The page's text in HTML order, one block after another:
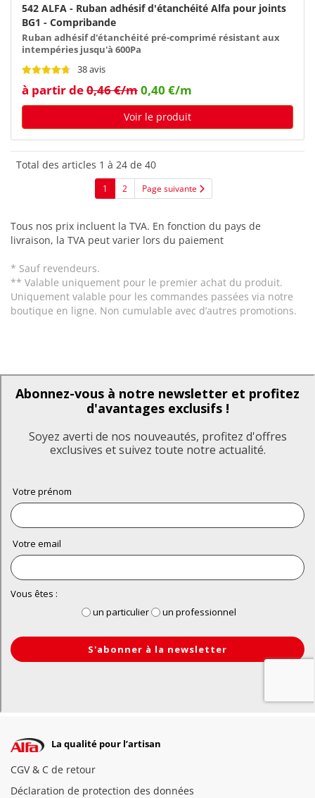
542 ALFA - Ruban adhésif d'étanchéité Alfa pour joints
BG1 - Compribande
Ruban adhésif d'étanchéité pré-comprimé résistant aux
intempéries jusqu'à 600Pa
38 avis
à partir de0,46 €/m0,40 €/m
Voir le produit
Total des articles 1 à 24 de 40
1 2 Page suivante
Tous nos prix incluent la TVA. En fonction du pays de
livraison, la TVA peut varier lors du paiement
* Sauf revendeurs.
** Valable uniquement pour le premier achat du produit.
Uniquement valable pour les commandes passées via notre
boutique en ligne. Non cumulable avec d’autres promotions.
La qualité pour l’artisan
CGV & C de retour
Déclaration de protection des données